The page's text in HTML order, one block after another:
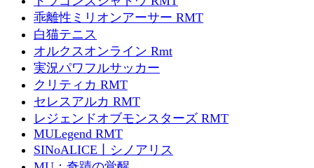
乖離性ミリオンアーサー RMT
白猫テニス
オルクスオンライン Rmt
実況パワフルサッカー
クリティカ RMT
セレスアルカ RMT
レジェンドオブモンスターズ RMT
MULegend RMT
SINoALICE丨シノアリス